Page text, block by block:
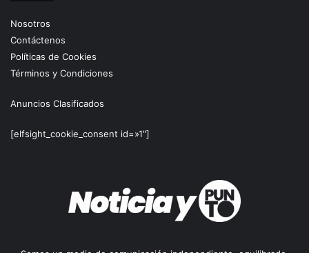
Nosotros
Contáctenos
Políticas de Cookies
Términos y Condiciones
Anuncios Clasificados
[elfsight_cookie_consent id=»1″]